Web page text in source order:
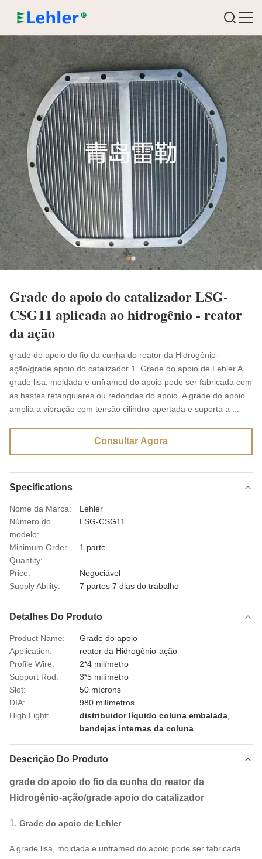
Grade do apoio do catalizador LSG-
CSG11 aplicada ao hidrogênio - reator
da ação
grade do apoio do fio da cunha do reator da Hidrogênio-
ação/grade apoio do catalizador 1. Grade do apoio de Lehler A
grade lisa, moldada e unframed do apoio pode ser fabricada com
as hastes retangulares ou redondas do apoio. A grade do apoio
amplia a vibração com tensão cilindro-apertada e suporta a ...
Consultar Agora
Specifications
Nome da Marca:
Lehler
Número do
modelo:
LSG-CSG11
Minimum Order
Quantity:
1 parte
Price:
Negociável
Supply Ability:
7 partes 7 dias do trabalho
Detalhes Do Produto
Product Name:
Grade do apoio
Application:
reator da Hidrogênio-ação
Profile Wire:
2*4 milímetro
Support Rod:
3*5 milímetro
Slot:
50 mícrons
DIA:
980 milímetros
High Light:
distribuidor líquido coluna embalada
bandejas internas da coluna
Descrição Do Produto
grade do apoio do fio da cunha do reator da
Hidrogênio-ação/grade apoio do catalizador
1. Grade do apoio de Lehler
A grade lisa, moldada e unframed do apoio pode ser fabricada